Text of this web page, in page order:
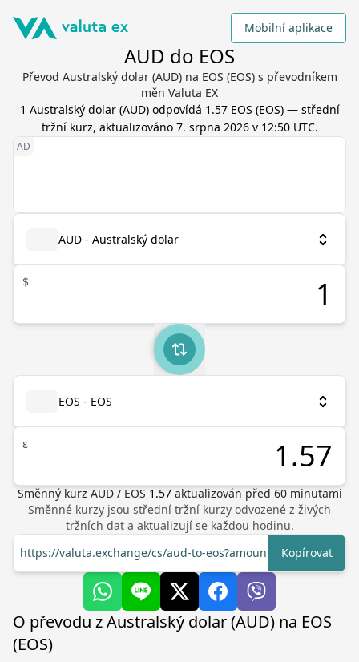
Mobilní aplikace
AUD do EOS
Převod Australský dolar (AUD) na EOS (EOS) s převodníkem
měn Valuta EX
1 Australský dolar(AUD) odpovídá 1.57 EOS (EOS) — střední
tržní kurz, aktualizováno 7. srpna 2026 v 12:50 UTC.
AUD - Australský dolar
$
EOS - EOS
ε
Směnný kurz AUD/ EOS 1.57 aktualizován před 60minutami
Směnné kurzy jsou střední tržní kurzy odvozené z živých
tržních dat a aktualizují se každou hodinu.
https://valuta.exchange/cs/aud-to-eos?amount=1Kopírovat
O převodu z Australský dolar (AUD) na EOS
(EOS)